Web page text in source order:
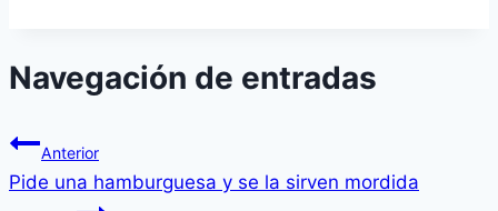
Navegación de entradas
Anterior
Pide una hamburguesa y se la sirven mordida